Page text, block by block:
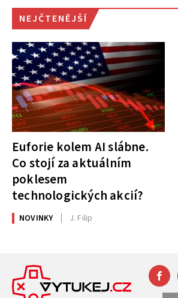
NEJČTENĚJŠÍ
Euforie kolem AI slábne.
Co stojí za aktuálním
poklesem
technologických akcií?
NOVINKY J. Filip